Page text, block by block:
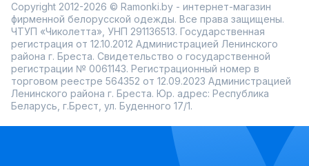
Copyright 2012-2026 © Ramonki.by - интернет-магазин
фирменной белорусской одежды. Все права защищены.
ЧТУП «Чиколетта», УНП 291136513. Государственная
регистрация от 12.10.2012 Администрацией Ленинского
района г. Бреста. Свидетельство о государственной
регистрации № 0061143. Регистрационный номер в
торговом реестре 564352 от 12.09.2023 Администрацией
Ленинского района г. Бреста. Юр. адрес: Республика
Беларусь, г.Брест, ул. Буденного 17/1.